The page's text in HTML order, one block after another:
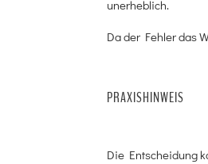
unerheblich.
Da der Fehler das
PRAXISHINWEIS
Die Entscheidung